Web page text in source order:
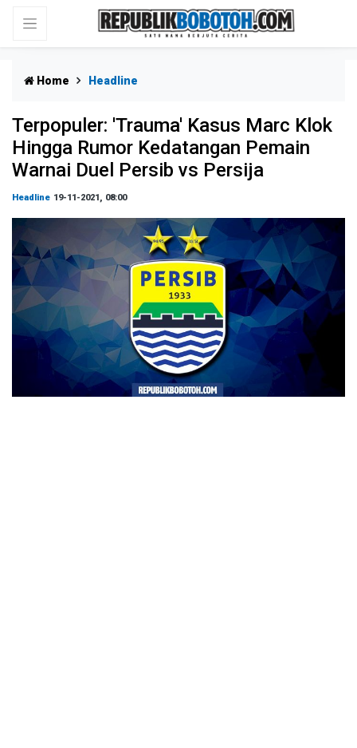
Home Headline
Terpopuler: 'Trauma' Kasus Marc Klok
Hingga Rumor Kedatangan Pemain
Warnai Duel Persib vs Persija
Headline 19-11-2021, 08:00